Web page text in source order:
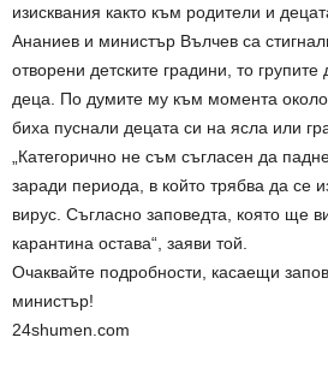
изисквания както към родители и
Ананиев и министър Вълчев са
отворени детските градини, то
деца. По думите му към момента
биха пуснали децата си на ясла или
„Категорично не съм съгласен да
заради периода, в който трябва да се
вирус. Съгласно заповедта, която ще
карантина остава“, заяви той.
Очаквайте подробности, касаещи
министър!
24shumen.com